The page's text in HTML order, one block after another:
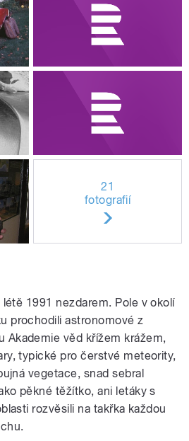
21
fotografií
1991 nezdarem. Pole v okolí
prochodili astronomové z
Akademie věd křížem krážem,
typické pro čerstvé meteority,
vegetace, snad sebral
pěkné těžítko, ani letáky s
rozvěsili na takřka každou